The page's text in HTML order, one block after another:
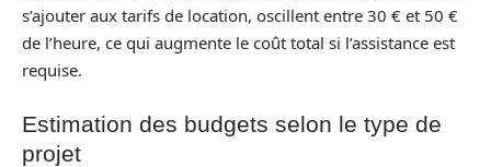
s’ajouter aux tarifs de location, oscillent entre 30 € et 50 €
de l’heure, ce qui augmente le coût total si l’assistance est
requise.
Estimation des budgets selon le type de
projet